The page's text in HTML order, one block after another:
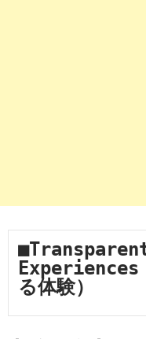
Experiences
る体験）